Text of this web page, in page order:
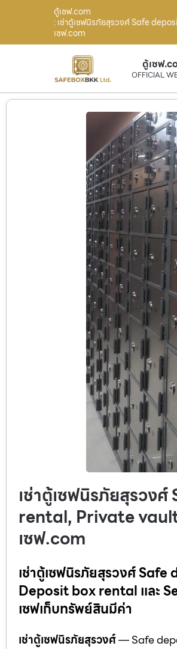
ตู้เซฟ.com
: เช่าตู้เซฟนิรภัยสุรวงศ์ Safe
เซฟ.com
ตู้เซฟ
OFFICIAL
เช่าตู้เซฟนิรภัยสุรวง
rental, Private
เซฟ.com
เช่าตู้เซฟนิรภัยสุรวงศ์
Deposit box rental และ
เซฟเก็บทรัพย์สินมีค่า
เช่าตู้เซฟนิรภัยสุรวงศ์— Safe